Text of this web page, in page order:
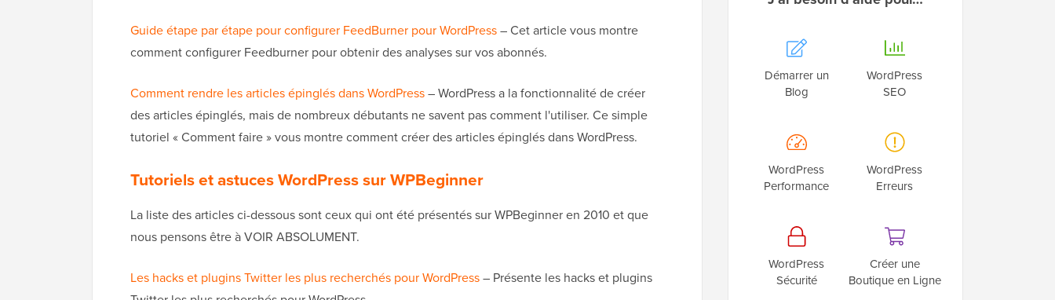
Guide étape par étape pour configurer FeedBurner pour WordPress– Cet article vous montre
comment configurer Feedburner pour obtenir des analyses sur vos abonnés.
Comment rendre les articles épinglés dans WordPress– WordPress a la fonctionnalité de créer
des articles épinglés, mais de nombreux débutants ne savent pas comment l'utiliser. Ce simple
tutoriel « Comment faire » vous montre comment créer des articles épinglés dans WordPress.
Tutoriels et astuces WordPress sur WPBeginner
La liste des articles ci-dessous sont ceux qui ont été présentés sur WPBeginner en 2010 et que
nous pensons être à VOIR ABSOLUMENT.
Les hacks et plugins Twitter les plus recherchés pour WordPress– Présente les hacks et plugins
Démarrer un
Blog
WordPress
SEO
WordPress
Performance
WordPress
Erreurs
WordPress
Sécurité
Créer une
Boutique en Ligne